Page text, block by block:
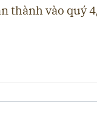
thành vào quý